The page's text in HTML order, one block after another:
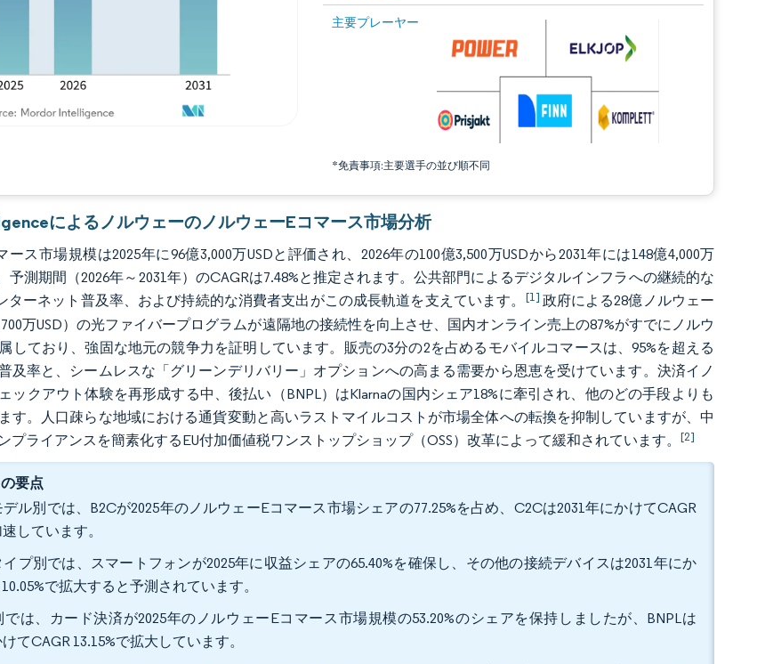
主要プレーヤー
*免責事項:主要選手の並び順不同
画像 © Mordor Intelligence。再利用にはCC BY 4.0の表示が必要です。
によるノルウェーのノルウェーEコマース市場分析
ース市場規模は2025年に96億3,000万USDと評価され、2026年の100億3,500万USDから2031年には148億4,000万
予測期間（2026年～2031年）のCAGRは7.48%と推定されます。公共部門によるデジタルインフラへの継続的な
ターネット普及率、および持続的な消費者支出がこの成長軌道を支えています。 [1] 政府による28億ノルウェー
万USD）の光ファイバープログラムが遠隔地の接続性を向上させ、国内オンライン売上の87%がすでにノルウ
しており、強固な地元の競争力を証明しています。販売の3分の2を占めるモバイルコマースは、95%を超える
及率と、シームレスな「グリーンデリバリー」オプションへの高まる需要から恩恵を受けています。決済イノ
ックアウト体験を再形成する中、後払い（BNPL）はKlarnaの国内シェア18%に牽引され、他のどの手段よりも
す。人口疎らな地域における通貨変動と高いラストマイルコストが市場全体への転換を抑制していますが、中
プライアンスを簡素化するEU付加価値税ワンストップショップ（OSS）改革によって緩和されています。[2]
要点
デル別では、B2Cが2025年のノルウェーEコマース市場シェアの77.25%を占め、C2Cは2031年にかけてCAGR
速しています。
プ別では、スマートフォンが2025年に収益シェアの65.40%を確保し、その他の接続デバイスは2031年にか
で拡大すると予測されています。
は、カード決済が2025年のノルウェーEコマース市場規模の53.20%のシェアを保持しましたが、BNPLは
てCAGR 13.15%で拡大しています。